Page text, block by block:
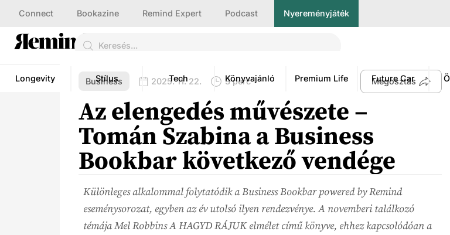
Connect Bookazine Remind Expert Podcast Nyereményjáték
Longevity Stílus Tech Könyvajánló Premium Life Future Car
Business 2025. 11. 22. 3 perc Megosztás
Az elengedés művészete –
Tomán Szabina a Business
Bookbar következő vendége
Különleges alkalommal folytatódik a Business Bookbar powered by Remind
eseménysorozat, egyben az év utolsó ilyen rendezvénye. A novemberi találkozó
témája Mel Robbins A HAGYD RÁJUK elmélet című könyve, ehhez kapcsolódóan a